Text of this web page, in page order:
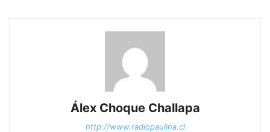
Álex Choque Challapa
http://www.radiopaulina.cl